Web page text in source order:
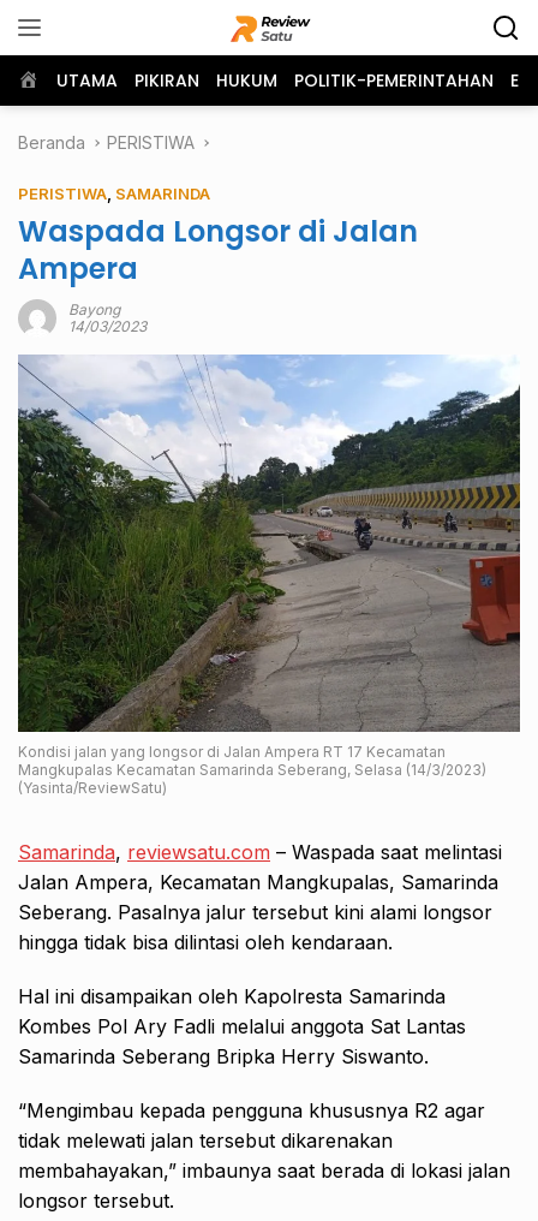
ke
Home
UTAMA PIKIRAN HUKUM POLITIK-PEMERINTAHAN
Beranda PERISTIWA
PERISTIWA SAMARINDA
Waspada Longsor di Jalan
Ampera
Bayong
14/03/2023
Kondisi jalan yang longsor di Jalan Ampera RT 17 Kecamatan
Mangkupalas Kecamatan Samarinda Seberang, Selasa (14/3/2023)
(Yasinta/ReviewSatu)
Samarinda, reviewsatu.com – Waspada saat melintasi
Jalan Ampera, Kecamatan Mangkupalas, Samarinda
Seberang. Pasalnya jalur tersebut kini alami longsor
hingga tidak bisa dilintasi oleh kendaraan.
Hal ini disampaikan oleh Kapolresta Samarinda
Kombes Pol Ary Fadli melalui anggota Sat Lantas
Samarinda Seberang Bripka Herry Siswanto.
“Mengimbau kepada pengguna khususnya R2 agar
tidak melewati jalan tersebut dikarenakan
membahayakan,” imbaunya saat berada di lokasi jalan
longsor tersebut.